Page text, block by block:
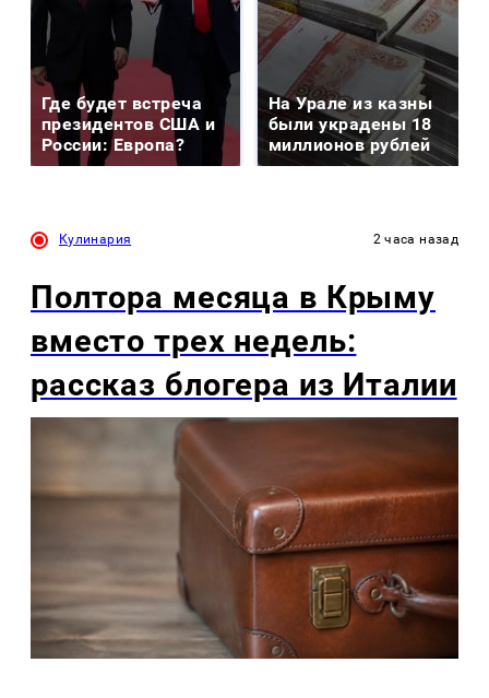
Где будет встреча
президентов США и
России: Европа?
На Урале из казны
были украдены 18
миллионов рублей
Кулинария 2 часа назад
Полтора месяца в Крыму
вместо трех недель:
рассказ блогера из Италии